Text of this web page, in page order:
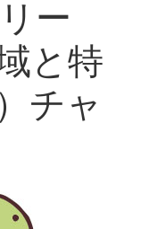
ー
と特
チャ